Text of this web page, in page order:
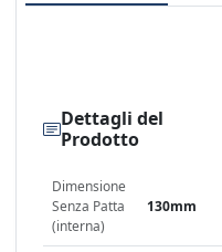
Dettagli del
Prodotto
Dimensione
Senza Patta
(interna)
130mm